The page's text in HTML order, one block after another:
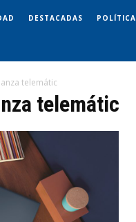
DESTACADAS POLÍTICA
telemátic
telemátic